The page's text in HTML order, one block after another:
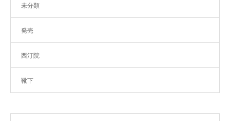
未分類
発売
西汀院
靴下